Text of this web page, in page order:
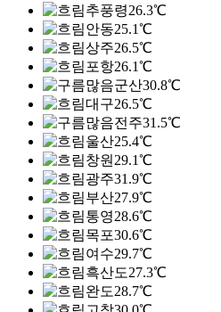
추풍령26.3℃
안동25.1℃
상주26.5℃
포항26.1℃
군산30.8℃
대구26.5℃
전주31.5℃
울산25.4℃
창원 29.1℃
광주31.9℃
부산27.9℃
통영28.6℃
목포30.6℃
여수29.7℃
흑산도27.3℃
완도28.7℃